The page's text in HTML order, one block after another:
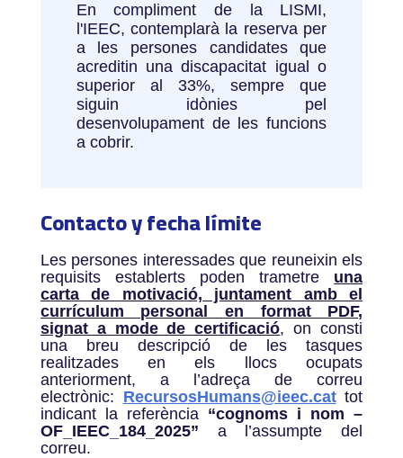
En compliment de la LISMI,
l'IEEC, contemplarà la reserva per
a les persones candidates que
acreditin una discapacitat igual o
superior al 33%, sempre que
siguin idònies pel
desenvolupament de les funcions
a cobrir.
Contacto y fecha límite
Les persones interessades que reuneixin els
requisits establerts poden trametre una
carta de motivació, juntament amb el
currículum personal en format PDF,
signat a mode de certificació, on consti
una breu descripció de les tasques
realitzades en els llocs ocupats
anteriorment, a l’adreça de correu
electrònic: RecursosHumans@ieec.cattot
indicant la referència“cognoms i nom –
OF_IEEC_184_2025” a l’assumpte del
correu.